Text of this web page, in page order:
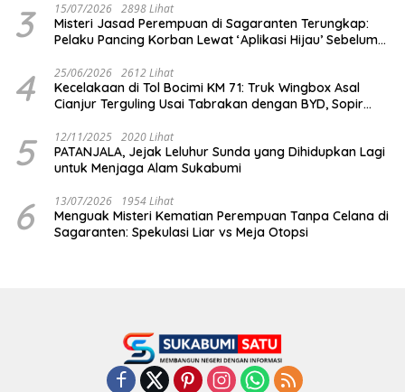
3 15/07/2026 2898 Lihat
Misteri Jasad Perempuan di Sagaranten Terungkap:
Pelaku Pancing Korban Lewat ‘Aplikasi Hijau’ Sebelum
4 25/06/2026 2612 Lihat
Kecelakaan di Tol Bocimi KM 71: Truk Wingbox Asal
Cianjur Terguling Usai Tabrakan dengan BYD, Sopir
5 12/11/2025 2020 Lihat
PATANJALA, Jejak Leluhur Sunda yang Dihidupkan Lagi
untuk Menjaga Alam Sukabumi
6 13/07/2026 1954 Lihat
Menguak Misteri Kematian Perempuan Tanpa Celana di
Sagaranten: Spekulasi Liar vs Meja Otopsi